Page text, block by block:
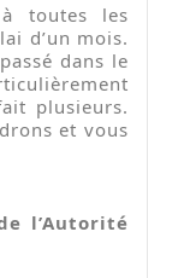
toutes les
d’un mois.
dans le
plusieurs.
et vous
l’Autorité